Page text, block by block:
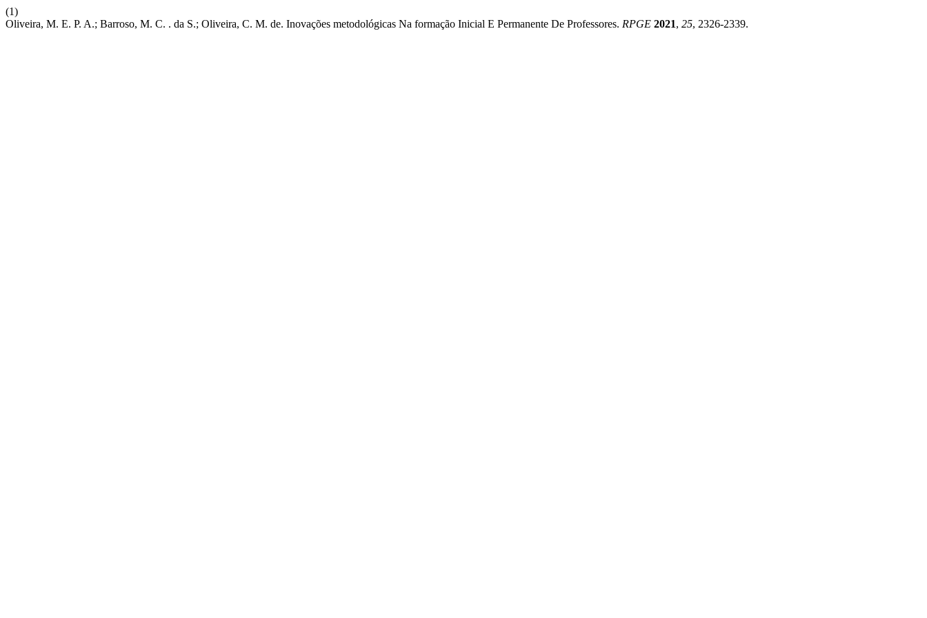
(1)
Oliveira, M. E. P. A.; Barroso, M. C. . da S.; Oliveira, C. M. de. Inovações metodológicas Na formação Inicial E Permanente De Professores. RPGE 2021, 25, 2326-2339.